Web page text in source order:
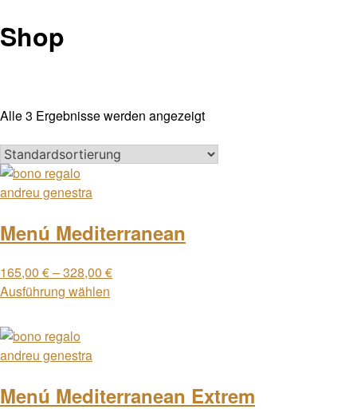
Shop
Alle 3 Ergebnisse werden angezeigt
Menú Mediterranean
165,00 €–328,00 €
Ausführung wählen
Menú Mediterranean Extrem